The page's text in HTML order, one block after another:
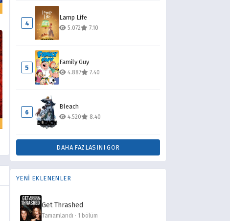
4
Lamp Life
5.072 7.10
5
Family Guy
4.887 7.40
6
Bleach
4.520 8.40
DAHA FAZLASINI GÖR
YENİ EKLENENLER
Get Thrashed
Tamamlandı · 1 bölüm